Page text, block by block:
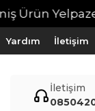
Ürün Yelpazesi
Yardım İletişim
İletişim